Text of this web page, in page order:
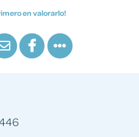
en valorarlo!